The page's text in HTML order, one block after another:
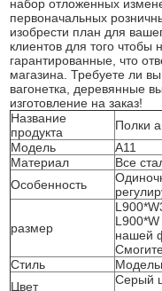
набор отложенных
первоначальных
изобрести план для
клиентов для того
гарантированные, что
магазина. Требуете ли
вагонетка, деревянные
изготовление на заказ!
Название
продукта
Полки
Модель
A11
Материал
Все
Особенность
размер
нашей
Стиль
Цвет
Серый